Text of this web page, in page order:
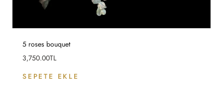
5 roses bouquet
Fiyat
3,750.00TL
SEPETE EKLE